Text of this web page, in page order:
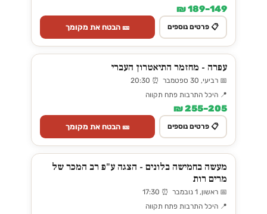
149–189 ₪
📋 פרטים נוספים 🎫 הבטח את מקומך
עפרה - מחזמר התיאטרון העברי
📅 רביעי, 30 ספטמבר ⏰ 20:30
📍 היכל התרבות פתח תקווה
205–255 ₪
📋 פרטים נוספים 🎫 הבטח את מקומך
מעשה בחמישה בלונים - הצגה ע"פ רב המכר של
מרים רות
📅 ראשון, 1 נובמבר ⏰ 17:30
📍 היכל התרבות פתח תקווה